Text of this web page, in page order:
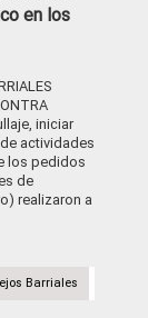
en los
iniciar
actividades
los pedidos
de
realizaron a
Barriales